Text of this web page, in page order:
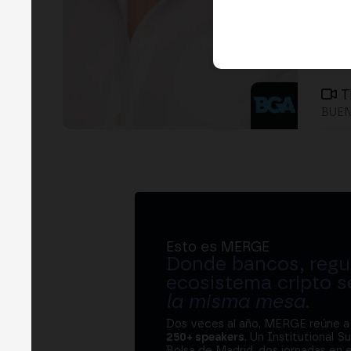
Esto es MERGE
Donde bancos,
ecosistema cripto
la misma mesa.
Dos veces al año, MERGE reúne
250+ speakers. Un Institutional